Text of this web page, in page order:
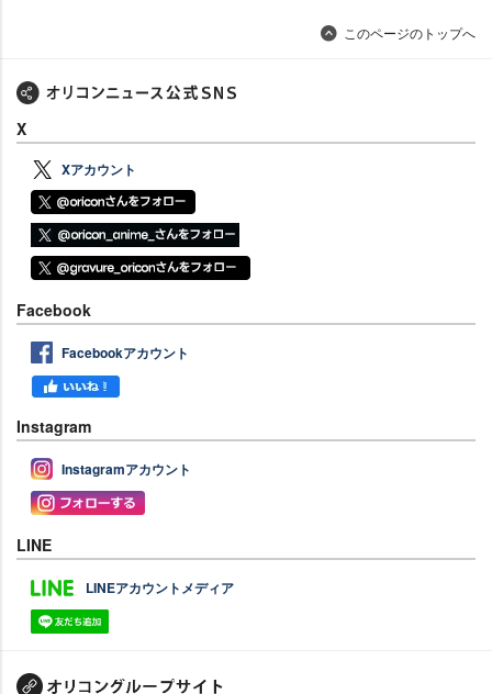
このページのトップへ
X
Xアカウント
Facebook
Facebookアカウント
Instagram
Instagramアカウント
LINE
LINEアカウントメディア